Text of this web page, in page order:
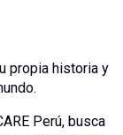
propia historia y
Perú, busca